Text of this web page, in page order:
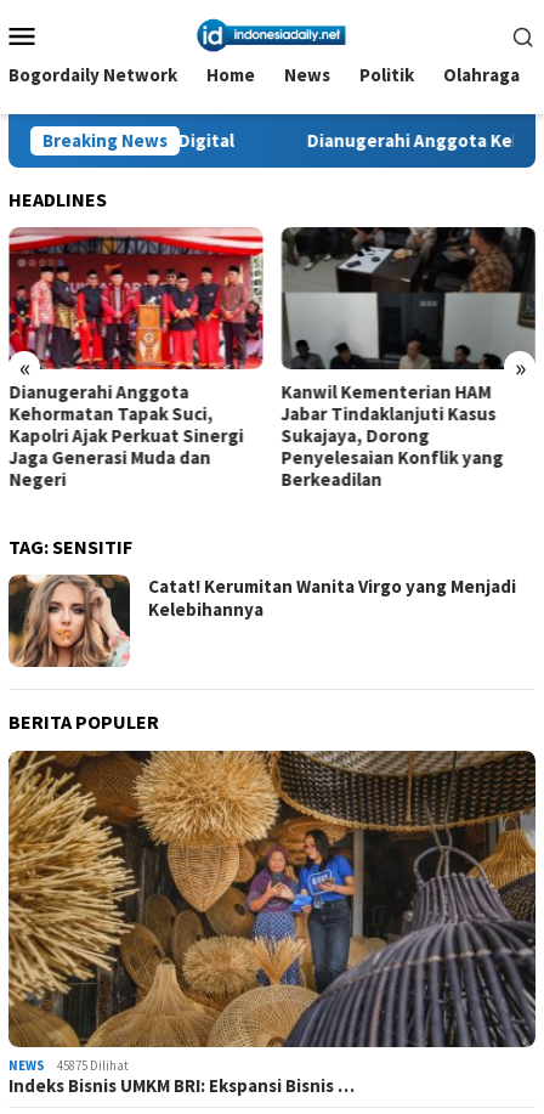
ke
kontenMobile
Bogordaily Network Home News Politik Olahraga
Breaking News
Digital Dianugerahi Anggota Kehormatan Tapak
HEADLINES
« »
Dianugerahi Anggota
Kehormatan Tapak Suci,
Kapolri Ajak Perkuat Sinergi
Jaga Generasi Muda dan
Negeri
Kanwil Kementerian HAM
Jabar Tindaklanjuti Kasus
Sukajaya, Dorong
Penyelesaian Konflik yang
Berkeadilan
TAG:SENSITIF
Catat! Kerumitan Wanita Virgo yang Menjadi
Kelebihannya
BERITA POPULER
NEWS 45875 Dilihat
Indeks Bisnis UMKM BRI: Ekspansi Bisnis …